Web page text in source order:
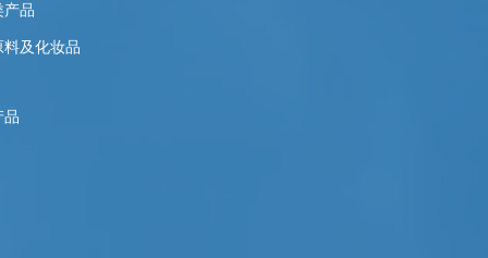
产品
料及化妆品
品